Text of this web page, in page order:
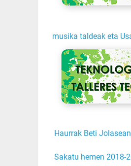
musika taldeak eta
Haurrak Beti
Sakatu hemen 2018-